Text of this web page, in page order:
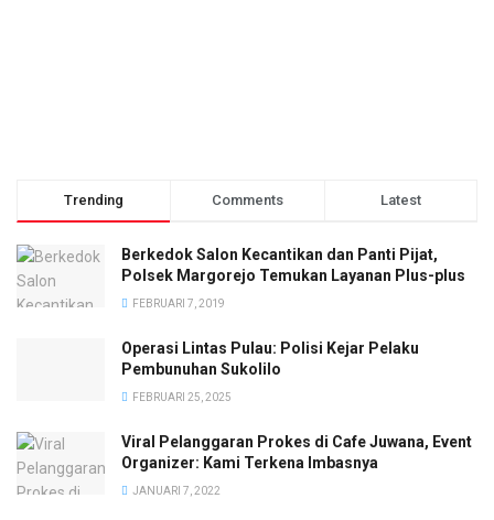
Trending Comments Latest
Berkedok Salon Kecantikan dan Panti Pijat,
Polsek Margorejo Temukan Layanan Plus-plus
FEBRUARI 7, 2019
Operasi Lintas Pulau: Polisi Kejar Pelaku
Pembunuhan Sukolilo
FEBRUARI 25, 2025
Viral Pelanggaran Prokes di Cafe Juwana, Event
Organizer: Kami Terkena Imbasnya
JANUARI 7, 2022